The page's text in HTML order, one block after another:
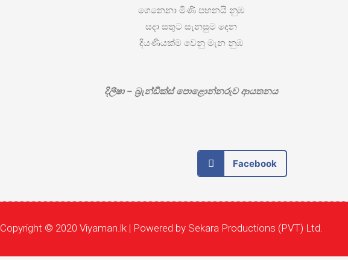
ගෙනෙනා මිණි පහනයි නුඹ
සදා සතුට සැනසුම දෙන
දියණියක්ම වෙනු මැන නුඹ
දිලීෂා – බ්‍රැන්ඩික්ස් පොළොන්නරුව ආයතනය
Facebook
Copyright © 2020 Viyaman.lk | Powered by Sekara Productions (PVT) Ltd.